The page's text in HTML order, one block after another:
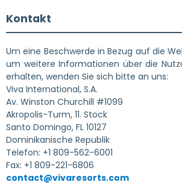
Kontakt
Um eine Beschwerde in Bezug auf die
um weitere Informationen über die
erhalten, wenden Sie sich bitte an uns:
Viva International, S.A.
Av. Winston Churchill #1099
Akropolis-Turm, 11. Stock
Santo Domingo, FL 10127
Dominikanische Republik
Telefon: +1 809-562-6001
Fax: +1 809-221-6806
contact@vivaresorts.com